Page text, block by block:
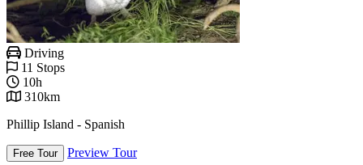
Driving
11 Stops
10h
310km
Phillip Island - Spanish
Free Tour Preview Tour